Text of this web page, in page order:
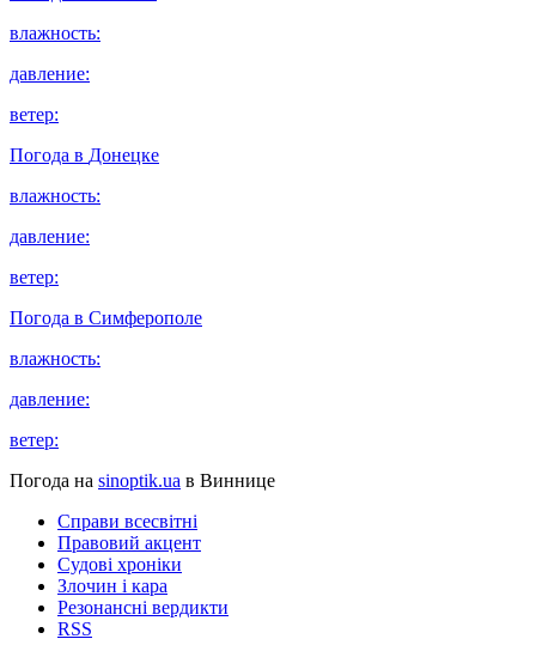
влажность:
давление:
ветер:
Погода в Донецке
влажность:
давление:
ветер:
Погода в Симферополе
влажность:
давление:
ветер:
Погода на sinoptik.ua в Виннице
Справи всесвітні
Правовий акцент
Судові хроніки
Злочин і кара
Резонансні вердикти
RSS